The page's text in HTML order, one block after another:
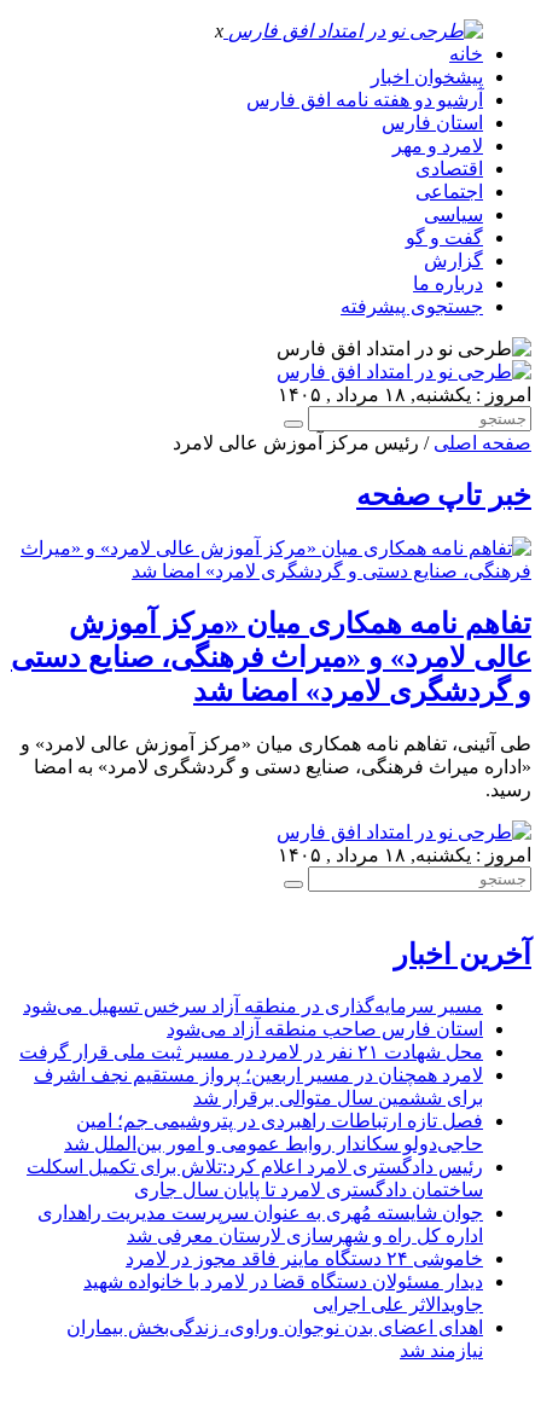
x
خانه
پیشخوان اخبار
آرشیو دو هفته نامه افق فارس
استان فارس
لامرد و مهر
اقتصادی
اجتماعی
سیاسی
گفت و گو
گزارش
درباره ما
جستجوی پیشرفته
امروز : یکشنبه, ۱۸ مرداد , ۱۴۰۵
صفحه اصلی / رئیس مرکز آموزش عالی لامرد
خبر تاپ صفحه
تفاهم نامه همکاری میان «مرکز آموزش
عالی لامرد» و «میراث فرهنگی، صنایع دستی
و گردشگری لامرد» امضا شد
طی آئینی، تفاهم نامه همکاری میان «مرکز آموزش عالی لامرد» و
«اداره میراث فرهنگی، صنایع دستی و گردشگری لامرد» به امضا
رسید.
امروز : یکشنبه, ۱۸ مرداد , ۱۴۰۵
آخرین اخبار
مسیر سرمایه‌گذاری در منطقه آزاد سرخس تسهیل می‌شود
استان فارس صاحب منطقه آزاد می‌شود
محل شهادت ۲۱ نفر در لامرد در مسیر ثبت ملی قرار گرفت
لامرد همچنان در مسیر اربعین؛ پرواز مستقیم نجف اشرف
برای ششمین سال متوالی برقرار شد
فصل تازه ارتباطات راهبردی در پتروشیمی جم؛ امین
حاجی‌دولو سکاندار روابط عمومی و امور بین‌الملل شد
رئیس دادگستری لامرد اعلام کرد:تلاش برای تکمیل اسکلت
ساختمان دادگستری لامرد تا پایان سال جاری
جوان شایسته مُهری به عنوان سرپرست مدیریت راهداری
اداره کل راه و شهرسازی لارستان معرفی شد
خاموشی ۲۴ دستگاه ماینر فاقد مجوز در لامرد
دیدار مسئولان دستگاه قضا در لامرد با خانواده شهید
جاویدالاثر علی اجرایی
اهدای اعضای بدن نوجوان وراوی، زندگی‌بخش بیماران
نیازمند شد